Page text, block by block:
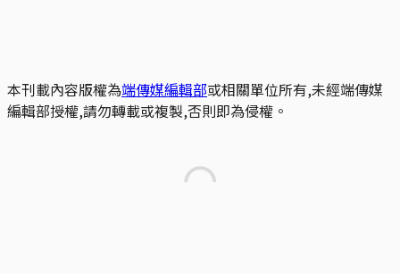
本刊載內容版權為端傳媒編輯部或相關單位所有,未經端傳媒
編輯部授權,請勿轉載或複製,否則即為侵權。